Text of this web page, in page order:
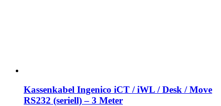
Kassenkabel Ingenico iCT / iWL / Desk / Move
RS232 (seriell) – 3 Meter